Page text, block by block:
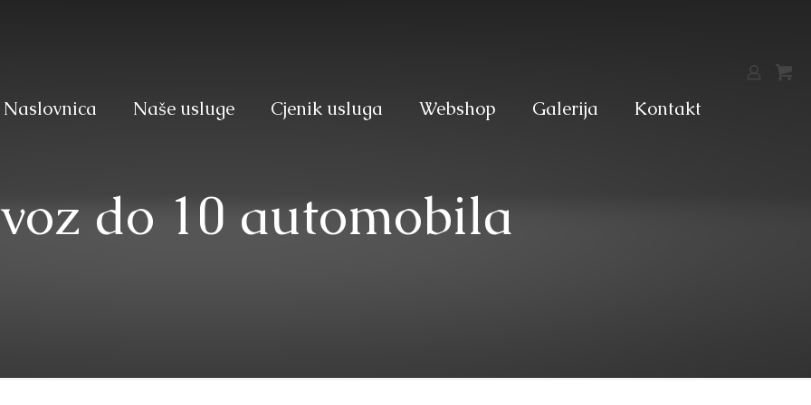
Naslovnica Naše usluge Cjenik usluga Webshop Galerija Kontakt
do 10 automobila